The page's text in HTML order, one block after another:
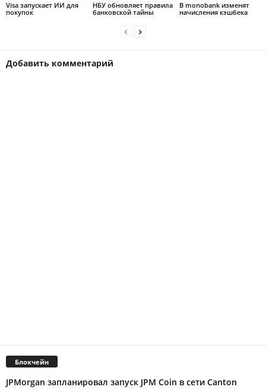
Visa запускает ИИ для
покупок
НБУ обновляет правила
банковской тайны
В monobank изменят
начисления кэшбека
Добавить комментарий
Блокчейн
JPMorgan запланировал запуск JPM Coin в сети Canton